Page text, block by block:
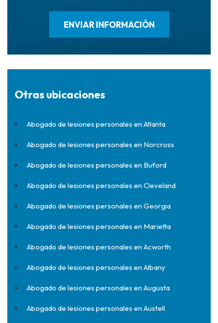
Otras ubicaciones
Abogado de lesiones personales en Atlanta
Abogado de lesiones personales en Norcross
Abogado de lesiones personales en Buford
Abogado de lesiones personales en Cleveland
Abogado de lesiones personales en Georgia
Abogado de lesiones personales en Marietta
Abogado de lesiones personales en Acworth
Abogado de lesiones personales en Albany
Abogado de lesiones personales en Augusta
Abogado de lesiones personales en Austell